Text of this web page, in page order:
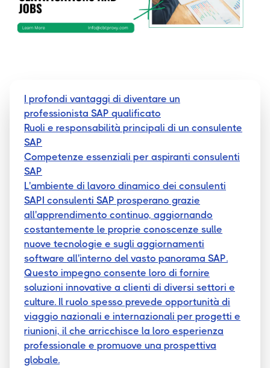
I profondi vantaggi di diventare un
professionista SAP qualificato
Ruoli e responsabilità principali di un consulente
SAP
Competenze essenziali per aspiranti consulenti
SAP
L'ambiente di lavoro dinamico dei consulenti
SAPI consulenti SAP prosperano grazie
all'apprendimento continuo, aggiornando
costantemente le proprie conoscenze sulle
nuove tecnologie e sugli aggiornamenti
software all'interno del vasto panorama SAP.
Questo impegno consente loro di fornire
soluzioni innovative a clienti di diversi settori e
culture. Il ruolo spesso prevede opportunità di
viaggio nazionali e internazionali per progetti e
riunioni, il che arricchisce la loro esperienza
professionale e promuove una prospettiva
globale.